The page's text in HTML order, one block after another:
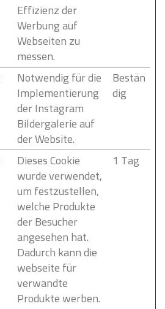
Effizienz der
Werbung auf
Webseiten zu
messen.
Notwendig für die
Implementierung
der Instagram
Bildergalerie auf
der Website.
Bestän
dig
Dieses Cookie
wurde verwendet,
um festzustellen,
welche Produkte
der Besucher
angesehen hat.
Dadurch kann die
webseite für
verwandte
Produkte werben.
1 Tag